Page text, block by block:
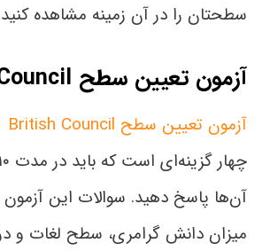
سطحتان را در آن زمینه مشاهده
آزمون تعیین سطح British Council
آزمون تعیین سطح British Council
آن‌ها پاسخ دهید. سوالات این
میزان دانش گرامری، سطح لغات و